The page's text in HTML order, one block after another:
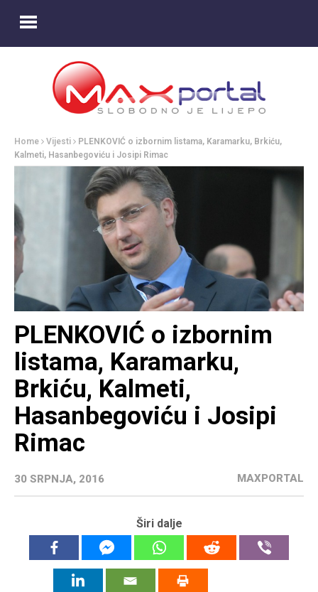
Home Vijesti
PLENKOVIĆ o izbornim listama, Karamarku, Brkiću,
Kalmeti, Hasanbegoviću i Josipi Rimac
PLENKOVIĆ o izbornim
listama, Karamarku,
Brkiću, Kalmeti,
Hasanbegoviću i Josipi
Rimac
30 SRPNJA, 2016 MAXPORTAL
Širi dalje